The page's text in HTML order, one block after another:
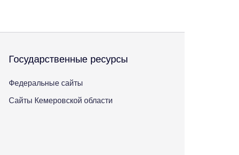
Государственные ресурсы
Федеральные сайты
Сайты Кемеровской области